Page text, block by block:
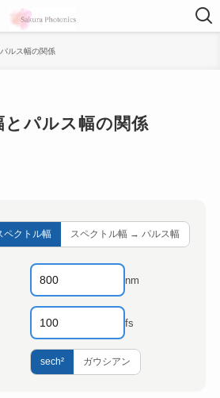
ルス幅の関係
とパルス幅の関係
クトル幅 スペクトル幅 → パルス幅
nm
fs
sech² ガウシアン